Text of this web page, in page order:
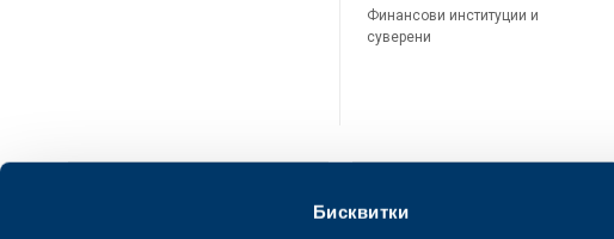
Бисквитки
Финансови институции и
суверени